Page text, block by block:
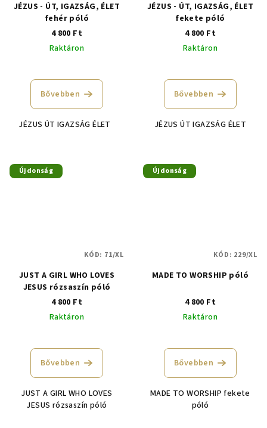
JÉZUS - ÚT, IGAZSÁG, ÉLET
fehér póló
4 800 Ft
Raktáron
Bővebben
JÉZUS ÚT IGAZSÁG ÉLET
JÉZUS - ÚT, IGAZSÁG, ÉLET
fekete póló
4 800 Ft
Raktáron
Bővebben
JÉZUS ÚT IGAZSÁG ÉLET
Újdonság
JUST A GIRL WHO LOVES
JESUS rózsaszín póló
4 800 Ft
Raktáron
Bővebben
JUST A GIRL WHO LOVES
JESUS rózsaszín póló
KÓD: 71/XL
Újdonság
MADE TO WORSHIP póló
4 800 Ft
Raktáron
Bővebben
MADE TO WORSHIP fekete
póló
KÓD: 229/XL